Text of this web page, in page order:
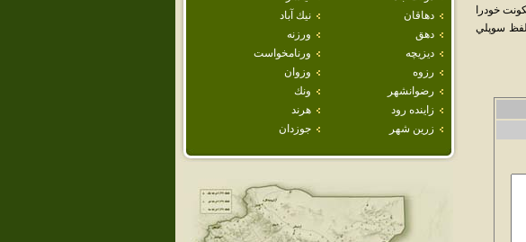
دهاقان
نيك آباد
دهق
ورزنه
ديزيچه
ورنامخواست
رزوه
وزوان
رضوانشهر
ونك
زاينده رود
هرند
زرين شهر
جوزدان
خودرا
لفظ سوپلي